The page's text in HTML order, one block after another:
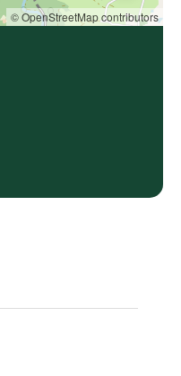
© OpenStreetMap contributors